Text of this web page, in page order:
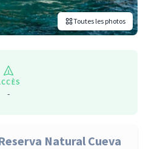
Toutes les photos
-
Natural Cueva